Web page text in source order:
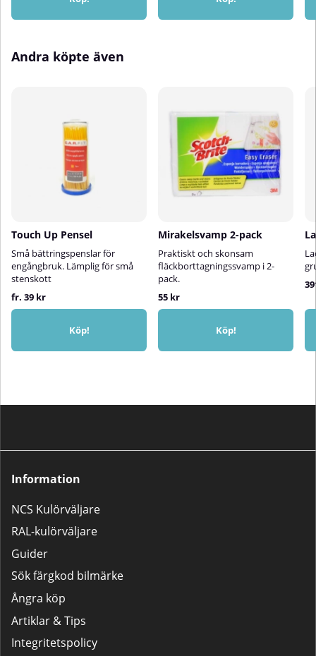
ytor.Prova alltid på en liten, dold
Andra köpte även
Touch Up Pensel
Små bättringspenslar för
engångbruk. Lämplig för små
stenskott
fr. 39 kr
Köp!
Mirakelsvamp 2-pack
Praktiskt och skonsam
fläckborttagningssvamp i 2-
pack.
55 kr
Köp!
Information
NCS Kulörväljare
RAL-kulörväljare
Guider
Sök färgkod bilmärke
Ångra köp
Artiklar & Tips
Integritetspolicy